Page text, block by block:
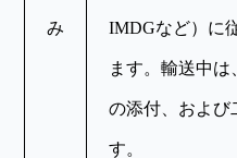
み IMDGなど）に
ます。輸送中
の添付、および
す。